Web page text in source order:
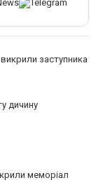
заступника
дичину
меморіал